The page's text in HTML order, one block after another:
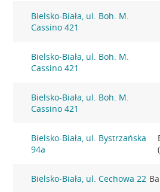
Bielsko-Biała, ul. Boh. M.
Cassino 421
Bielsko-Biała, ul. Boh. M.
Cassino 421
Bielsko-Biała, ul. Boh. M.
Cassino 421
Bielsko-Biała, ul. Bystrzańska
94a
Bielsko-Biała, ul. Cechowa 22